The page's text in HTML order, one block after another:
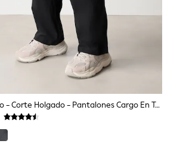
Negro - Corte Holgado - Pantalones Cargo En Tejido Elástico De Algodón